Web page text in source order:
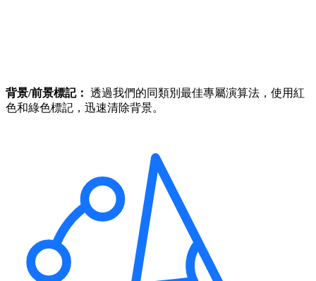
背景/前景標記： 透過我們的同類別最佳專屬演算法，使用紅
色和綠色標記，迅速清除背景。